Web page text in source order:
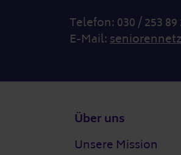
Telefon: 030 / 253
E-Mail:
Fußzeile
Über uns
Unsere Mission